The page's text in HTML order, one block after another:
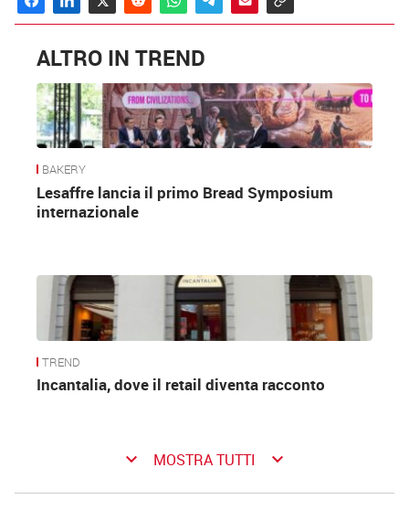
ALTRO IN TREND
BAKERY
Lesaffre lancia il primo Bread Symposium
internazionale
TREND
Incantalia, dove il retail diventa racconto
keyboard_arrow_down MOSTRA TUTTI keyboard_arrow_down